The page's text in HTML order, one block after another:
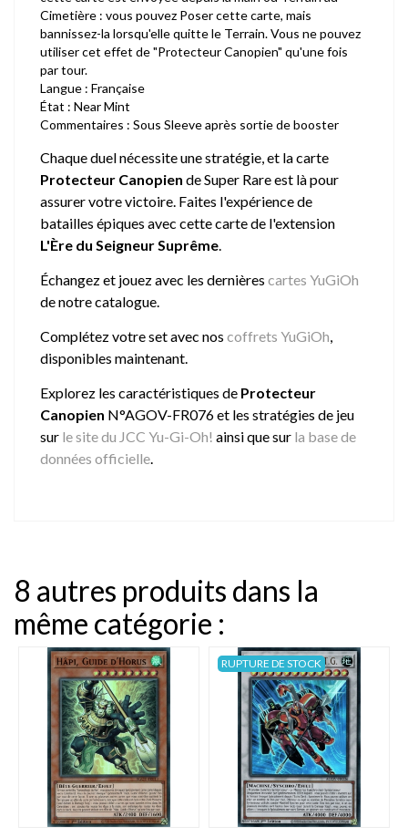
Cimetière : vous pouvez Poser cette carte, mais
bannissez-la lorsqu'elle quitte le Terrain. Vous ne pouvez
utiliser cet effet de "Protecteur Canopien" qu'une fois
par tour.
Langue : Française
État : Near Mint
Commentaires : Sous Sleeve après sortie de booster
Chaque duel nécessite une stratégie, et la carte
Protecteur Canopien de Super Rare est là pour
assurer votre victoire. Faites l'expérience de
batailles épiques avec cette carte de l'extension
L'Ère du Seigneur Suprême.
Échangez et jouez avec les dernières cartes YuGiOh
de notre catalogue.
Complétez votre set avec nos coffrets YuGiOh,
disponibles maintenant.
Explorez les caractéristiques de Protecteur
Canopien N°AGOV-FR076 et les stratégies de jeu
sur le site du JCC Yu-Gi-Oh! ainsi que sur la base de
données officielle.
8 autres produits dans la
même catégorie :
RUPTURE DE STOCK